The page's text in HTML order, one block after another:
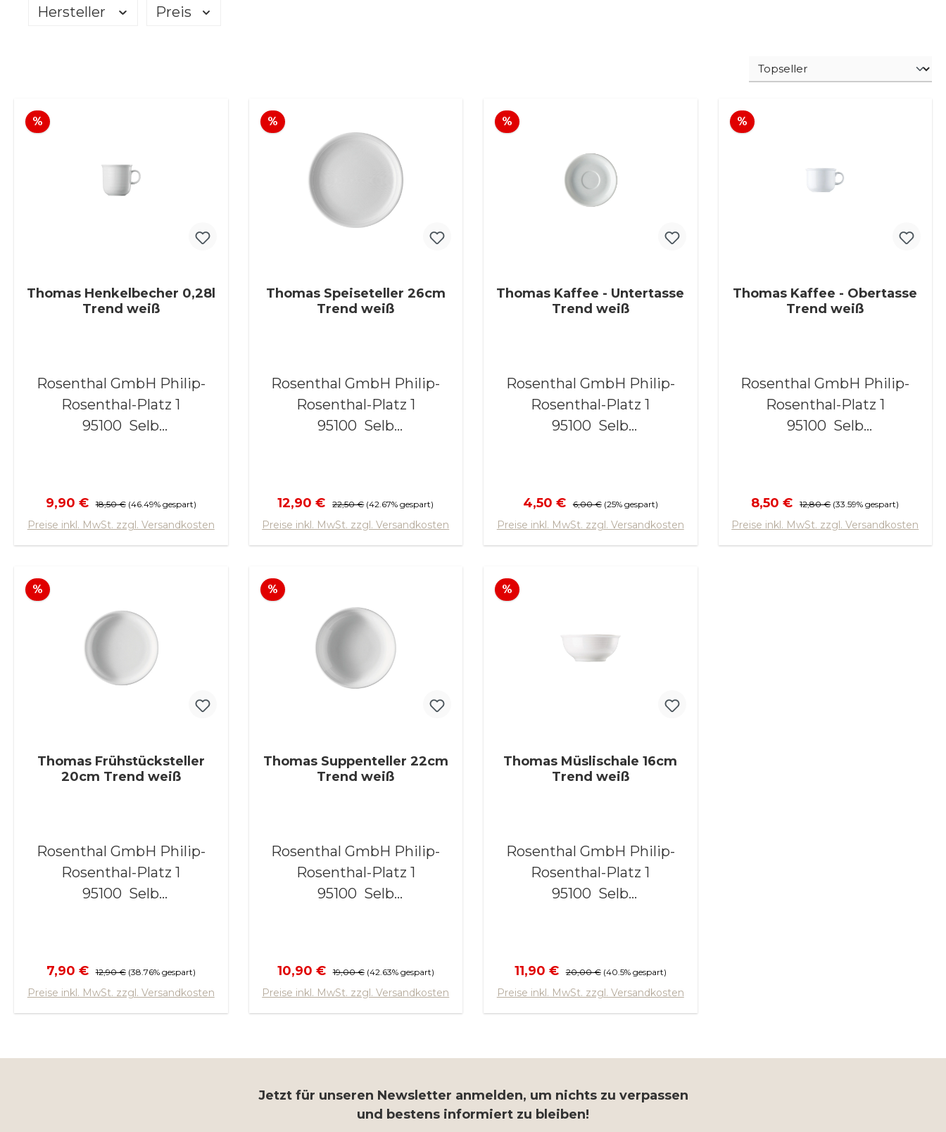
Hersteller Preis
% Rabatt
Thomas Henkelbecher 0,28l
Trend weiß
Rosenthal GmbH Philip-
Rosenthal-Platz 1
95100 Selb
Verkaufspreis:
9,90 € Regulärer Preis:
18,50 € (46.49% gespart)
Preise inkl. MwSt. zzgl. Versandkosten
In den Warenkorb
%Rabatt
Thomas Speiseteller 26cm
Trend weiß
Rosenthal GmbH Philip-
Rosenthal-Platz 1
95100 Selb
Verkaufspreis:
12,90 € Regulärer Preis:
22,50 € (42.67% gespart)
Preise inkl. MwSt. zzgl. Versandkosten
In den Warenkorb
% Rabatt
Thomas Kaffee - Untertasse
Trend weiß
Rosenthal GmbH Philip-
Rosenthal-Platz 1
95100 Selb
Verkaufspreis:
4,50 € Regulärer Preis:
6,00 € (25% gespart)
Preise inkl. MwSt. zzgl. Versandkosten
In den Warenkorb
%Rabatt
Thomas Kaffee - Obertasse
Trend weiß
Rosenthal GmbH Philip-
Rosenthal-Platz 1
95100 Selb
Verkaufspreis:
8,50 € Regulärer Preis:
12,80 € (33.59% gespart)
Preise inkl. MwSt. zzgl. Versandkosten
In den Warenkorb
% Rabatt
Thomas Frühstücksteller
20cm Trend weiß
Rosenthal GmbH Philip-
Rosenthal-Platz 1
95100 Selb
Verkaufspreis:
7,90 € Regulärer Preis:
12,90 € (38.76% gespart)
Preise inkl. MwSt. zzgl. Versandkosten
In den Warenkorb
%Rabatt
Thomas Suppenteller 22cm
Trend weiß
Rosenthal GmbH Philip-
Rosenthal-Platz 1
95100 Selb
Verkaufspreis:
10,90 € Regulärer Preis:
19,00 € (42.63% gespart)
Preise inkl. MwSt. zzgl. Versandkosten
In den Warenkorb
% Rabatt
Thomas Müslischale 16cm
Trend weiß
Rosenthal GmbH Philip-
Rosenthal-Platz 1
95100 Selb
Verkaufspreis:
11,90 € Regulärer Preis:
20,00 € (40.5% gespart)
Preise inkl. MwSt. zzgl. Versandkosten
In den Warenkorb
Jetzt für unseren Newsletter anmelden, um nichts zu verpassen
und bestens informiert zu bleiben!